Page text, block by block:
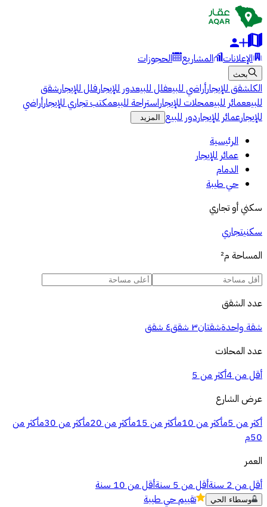
الإعلانات المشاريع الحجوزات
بحث
الكلشقق للإيجارأراضي للبيعفلل للبيعدور للإيجارفلل للإيجارشقق
للبيععمائر للبيعمحلات للإيجاراستراحة للبيعمكتب تجاري للإيجارأراضي
للإيجارعمائر للإيجاردور للبيع المزيد
الرئيسية
عمائر للإيجار
الدمام
حي طيبة
سكني أو تجاري
سكنيتجاري
المساحة م²
عدد الشقق
شقة واحدةشقتان٣ شقق
٤ شقق
عدد المحلات
أقل من 4 أكثر من 5
عرض الشارع
أكثر من 5م
أكثر من 10م أكثر من 15م أكثر من 20م أكثر من 30م
أكثر من
50م
العمر
أقل من 2 سنة
أقل من 5 سنة أقل من 10 سنة
وسطاء الحي تقييمحي طيبة